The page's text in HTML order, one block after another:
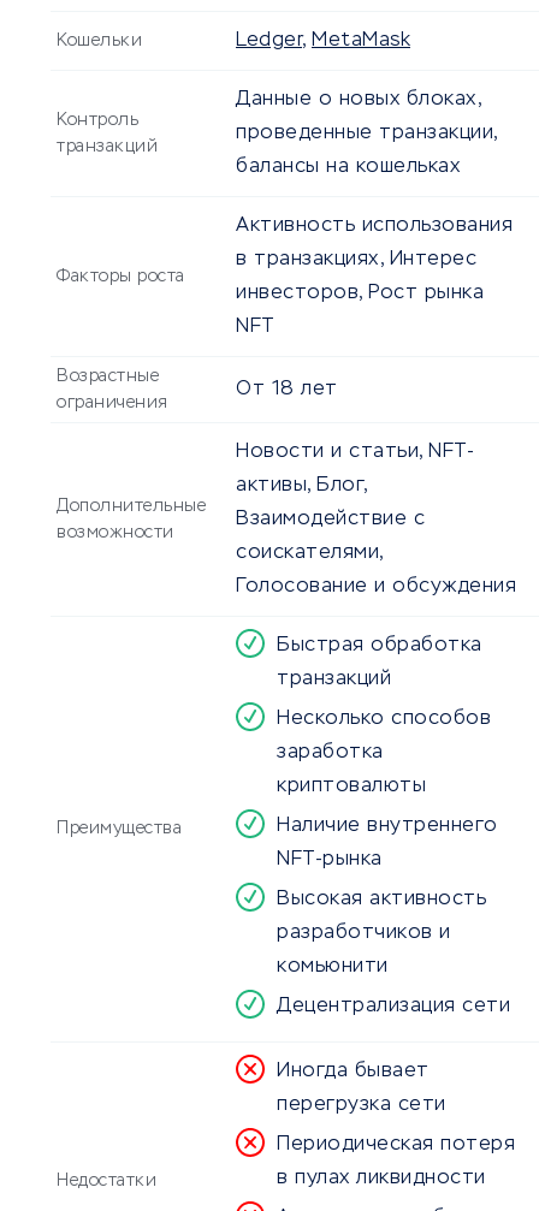
Кошельки Ledger, MetaMask
Контроль
транзакций
Данные о новых блоках,
проведенные транзакции,
балансы на кошельках
Факторы роста
Активность использования
в транзакциях, Интерес
инвесторов, Рост рынка
NFT
Возрастные
ограничения
От 18 лет
Дополнительные
возможности
Новости и статьи, NFT-
активы, Блог,
Взаимодействие с
соискателями,
Голосование и обсуждения
Преимущества
Быстрая обработка
транзакций
Несколько способов
заработка
криптовалюты
Наличие внутреннего
NFT-рынка
Высокая активность
разработчиков и
комьюнити
Децентрализация сети
Недостатки
Иногда бывает
перегрузка сети
Периодическая потеря
в пулах ликвидности